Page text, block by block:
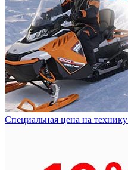
Специальная цена на